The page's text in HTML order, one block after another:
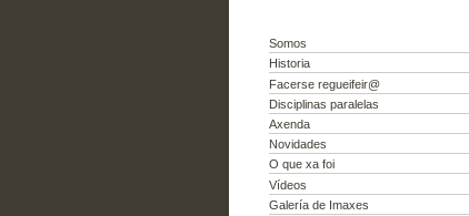
Somos
Historia
Facerse regueifeir@
Disciplinas paralelas
Axenda
Novidades
O que xa foi
Vídeos
Galería de Imaxes